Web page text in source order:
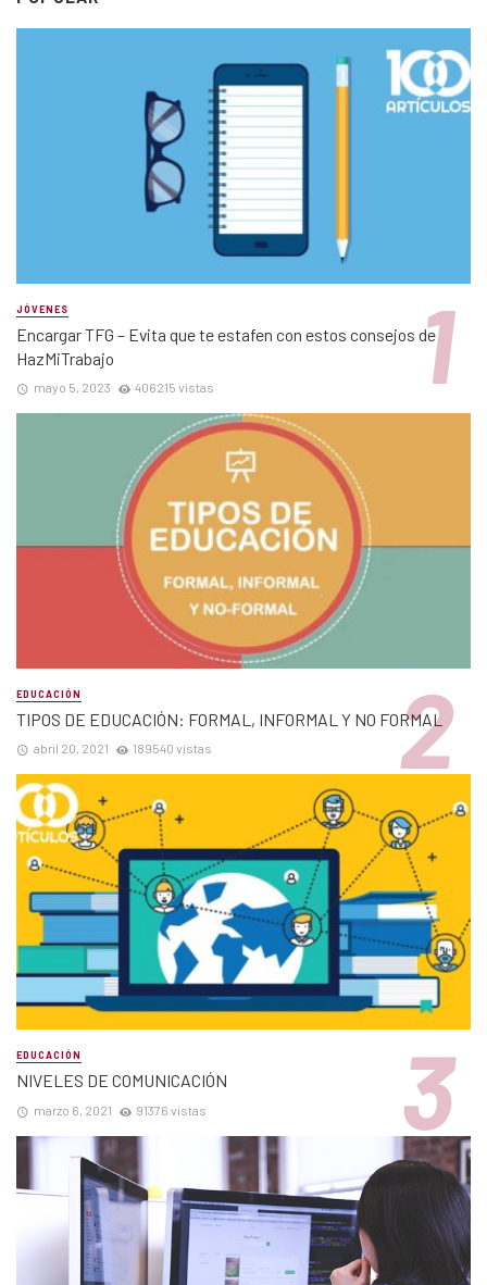
JÓVENES
Encargar TFG – Evita que te estafen con estos consejos de
HazMiTrabajo
mayo 5, 2023 406215 vistas
EDUCACIÓN
TIPOS DE EDUCACIÓN: FORMAL, INFORMAL Y NO FORMAL
abril 20, 2021 189540 vistas
EDUCACIÓN
NIVELES DE COMUNICACIÓN
marzo 6, 2021 91376 vistas